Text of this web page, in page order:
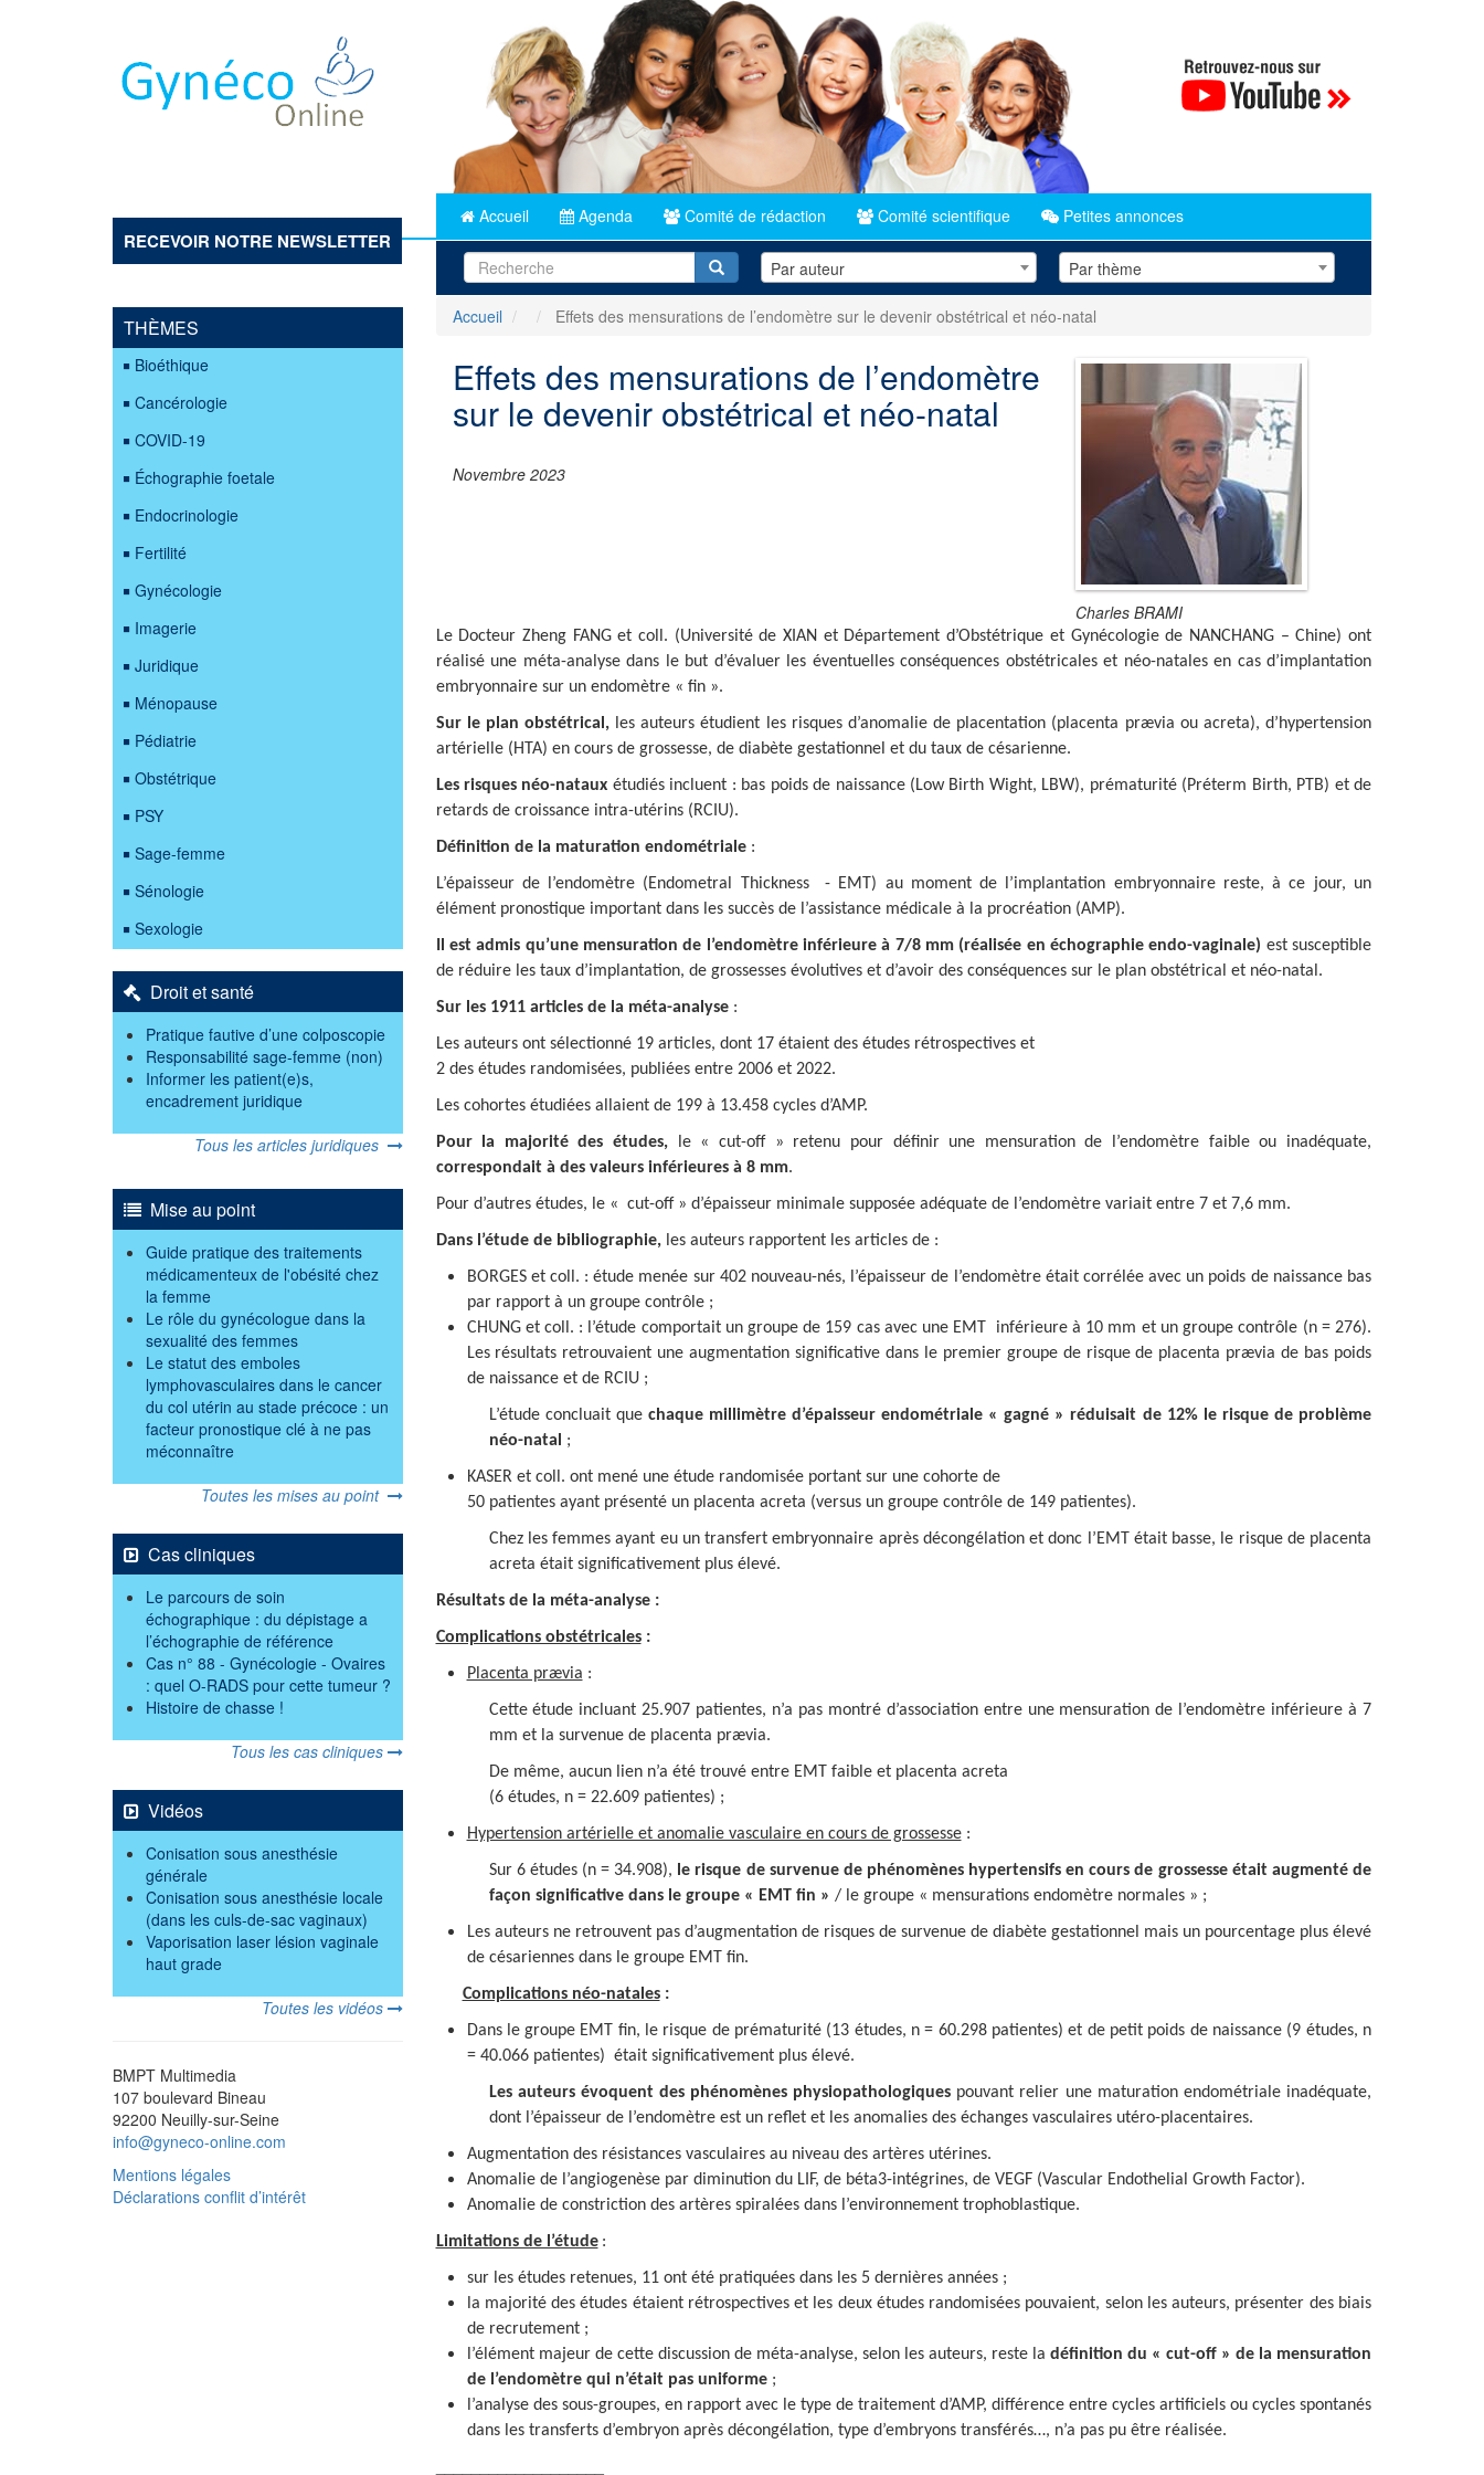
Accueil Agenda Comité de rédaction Comité scientifique Petites annonces
RECEVOIR NOTRE NEWSLETTER
RecherchePar auteur Par thème
Accueil Effets des mensurations de l’endomètre sur le devenir obstétrical et néo-natal
Effets des mensurations de l’endomètre
sur le devenir obstétrical et néo-natal
Novembre 2023
Charles BRAMI
Le Docteur Zheng FANG et coll. (Université de XIAN et Département d’Obstétrique et Gynécologie de NANCHANG – Chine) ont
réalisé une méta-analyse dans le but d’évaluer les éventuelles conséquences obstétricales et néo-natales en cas d’implantation
embryonnaire sur un endomètre « fin ».
Sur le plan obstétrical, les auteurs étudient les risques d’anomalie de placentation (placenta prævia ou acreta), d’hypertension
artérielle (HTA) en cours de grossesse, de diabète gestationnel et du taux de césarienne.
Les risques néo-nataux étudiés incluent : bas poids de naissance (Low Birth Wight, LBW), prématurité (Préterm Birth, PTB) et de
retards de croissance intra-utérins (RCIU).
Définition de la maturation endométriale:
L’épaisseur de l’endomètre (Endometral Thickness - EMT) au moment de l’implantation embryonnaire reste, à ce jour, un
élément pronostique important dans les succès de l’assistance médicale à la procréation (AMP).
Il est admis qu’une mensuration de l’endomètre inférieure à 7/8 mm (réalisée en échographie endo-vaginale) est susceptible
de réduire les taux d’implantation, de grossesses évolutives et d’avoir des conséquences sur le plan obstétrical et néo-natal.
Sur les 1911 articles de la méta-analyse :
Les auteurs ont sélectionné 19 articles, dont 17 étaient des études rétrospectives et
2 des études randomisées, publiées entre 2006 et 2022.
Les cohortes étudiées allaient de 199 à 13.458 cycles d’AMP.
Pour la majorité des études, le « cut-off » retenu pour définir une mensuration de l’endomètre faible ou inadéquate,
correspondait à des valeurs inférieures à 8 mm.
Pour d’autres études, le « cut-off » d’épaisseur minimale supposée adéquate de l’endomètre variait entre 7 et 7,6 mm.
Dans l’étude de bibliographie, les auteurs rapportent les articles de :
BORGES et coll. : étude menée sur 402 nouveau-nés, l’épaisseur de l’endomètre était corrélée avec un poids de naissance bas
par rapport à un groupe contrôle ;
CHUNG et coll. : l’étude comportait un groupe de 159 cas avec une EMT inférieure à 10 mm et un groupe contrôle (n = 276).
Les résultats retrouvaient une augmentation significative dans le premier groupe de risque de placenta prævia de bas poids
de naissance et de RCIU ;
L’étude concluait que chaque millimètre d’épaisseur endométriale « gagné » réduisait de 12% le risque de problème
néo-natal ;
KASER et coll. ont mené une étude randomisée portant sur une cohorte de
50 patientes ayant présenté un placenta acreta (versus un groupe contrôle de 149 patientes).
Chez les femmes ayant eu un transfert embryonnaire après décongélation et donc l’EMT était basse, le risque de placenta
acreta était significativement plus élevé.
Résultats de la méta-analyse :
Complications obstétricales:
Placenta prævia :
Cette étude incluant 25.907 patientes, n’a pas montré d’association entre une mensuration de l’endomètre inférieure à 7
mm et la survenue de placenta prævia.
De même, aucun lien n’a été trouvé entre EMT faible et placenta acreta
(6 études, n = 22.609 patientes) ;
Hypertension artérielle et anomalie vasculaire en cours de grossesse:
Sur 6 études (n = 34.908), le risque de survenue de phénomènes hypertensifs en cours de grossesse était augmenté de
façon significative dans le groupe « EMT fin » / le groupe « mensurations endomètre normales » ;
Les auteurs ne retrouvent pas d’augmentation de risques de survenue de diabète gestationnel mais un pourcentage plus élevé
de césariennes dans le groupe EMT fin.
Complications néo-natales:
Dans le groupe EMT fin, le risque de prématurité (13 études, n = 60.298 patientes) et de petit poids de naissance (9 études, n
= 40.066 patientes) était significativement plus élevé.
Les auteurs évoquent des phénomènes physiopathologiques pouvant relier une maturation endométriale inadéquate,
dont l’épaisseur de l’endomètre est un reflet et les anomalies des échanges vasculaires utéro-placentaires.
Augmentation des résistances vasculaires au niveau des artères utérines.
Anomalie de l’angiogenèse par diminution du LIF, de béta3-intégrines, de VEGF (Vascular Endothelial Growth Factor).
Anomalie de constriction des artères spiralées dans l’environnement trophoblastique.
Limitations de l’étude :
sur les études retenues, 11 ont été pratiquées dans les 5 dernières années ;
la majorité des études étaient rétrospectives et les deux études randomisées pouvaient, selon les auteurs, présenter des biais
de recrutement ;
l’élément majeur de cette discussion de méta-analyse, selon les auteurs, reste la définition du « cut-off » de la mensuration
de l’endomètre qui n’était pas uniforme ;
l’analyse des sous-groupes, en rapport avec le type de traitement d’AMP, différence entre cycles artificiels ou cycles spontanés
dans les transferts d’embryon après décongélation, type d’embryons transférés…, n’a pas pu être réalisée.
THÈMES
Bioéthique
Cancérologie
COVID-19
Échographie foetale
Endocrinologie
Fertilité
Gynécologie
Imagerie
Juridique
Ménopause
Pédiatrie
Obstétrique
PSY
Sage-femme
Sénologie
Sexologie
Droit et santé
Pratique fautive d’une colposcopie
Responsabilité sage-femme (non)
Informer les patient(e)s,
encadrement juridique
Tous les articles juridiques
Mise au point
Guide pratique des traitements
médicamenteux de l'obésité chez
la femme
Le rôle du gynécologue dans la
sexualité des femmes
Le statut des emboles
lymphovasculaires dans le cancer
du col utérin au stade précoce : un
facteur pronostique clé à ne pas
méconnaître
Toutes les mises au point
Cas cliniques
Le parcours de soin
échographique : du dépistage a
l’échographie de référence
Cas n° 88 - Gynécologie - Ovaires
: quel O-RADS pour cette tumeur ?
Histoire de chasse !
Tous les cas cliniques
Vidéos
Conisation sous anesthésie
générale
Conisation sous anesthésie locale
(dans les culs-de-sac vaginaux)
Vaporisation laser lésion vaginale
haut grade
Toutes les vidéos
BMPT Multimedia
107 boulevard Bineau
92200 Neuilly-sur-Seine
info@gyneco-online.com
Mentions légales
Déclarations conflit d’intérêt